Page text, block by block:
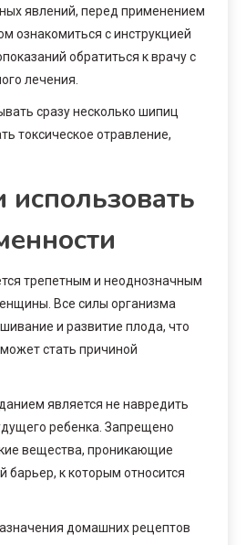
явлений, перед применением
ознакомиться с инструкцией
обратиться к врачу с
лечения.
сразу несколько шипиц
токсическое отравление,
трепетным и неоднозначным
Все силы организма
и развитие плода, что
стать причиной
является не навредить
ребенка. Запрещено
вещества, проникающие
барьер, к которым относится
домашних рецептов